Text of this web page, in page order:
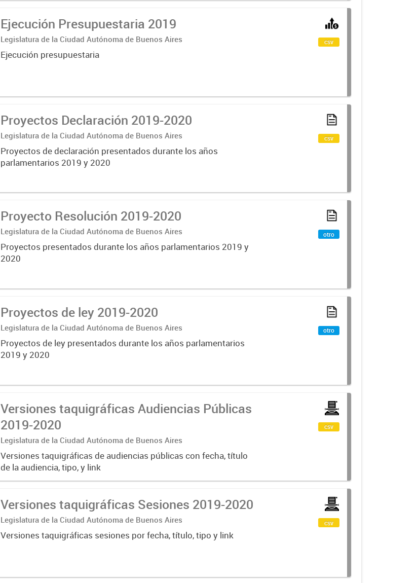
Ejecución Presupuestaria 2019
Legislatura de la Ciudad Autónoma de Buenos Aires
Ejecución presupuestaria
csv
Proyectos Declaración 2019-2020
Legislatura de la Ciudad Autónoma de Buenos Aires
Proyectos de declaración presentados durante los años
parlamentarios 2019 y 2020
csv
Proyecto Resolución 2019-2020
Legislatura de la Ciudad Autónoma de Buenos Aires
Proyectos presentados durante los años parlamentarios 2019 y
2020
otro
Proyectos de ley 2019-2020
Legislatura de la Ciudad Autónoma de Buenos Aires
Proyectos de ley presentados durante los años parlamentarios
2019 y 2020
otro
Versiones taquigráficas Audiencias Públicas
2019-2020
Legislatura de la Ciudad Autónoma de Buenos Aires
Versiones taquigráficas de audiencias públicas con fecha, título
de la audiencia, tipo, y link
csv
Versiones taquigráficas Sesiones 2019-2020
Legislatura de la Ciudad Autónoma de Buenos Aires
Versiones taquigráficas sesiones por fecha, título, tipo y link
csv